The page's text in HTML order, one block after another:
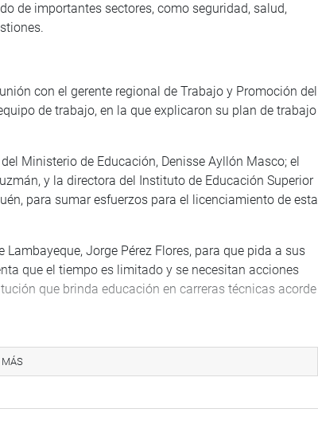
de importantes sectores, como seguridad, salud,
con el gerente regional de Trabajo y Promoción del
de trabajo, en la que explicaron su plan de trabajo
Ministerio de Educación, Denisse Ayllón Masco; el
y la directora del Instituto de Educación Superior
para sumar esfuerzos para el licenciamiento de esta
Jorge Pérez Flores, para que pida a sus
que el tiempo es limitado y se necesitan acciones
que brinda educación en carreras técnicas acorde
MÁS